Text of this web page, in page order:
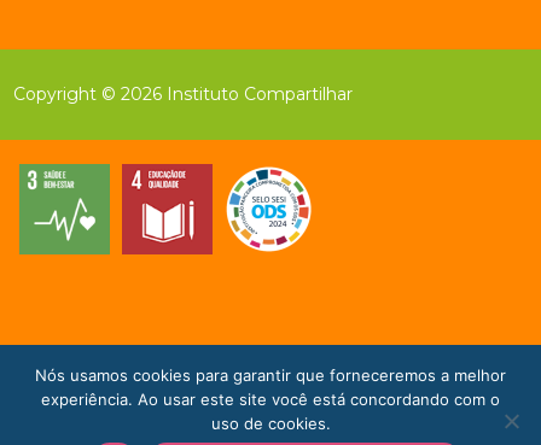
Copyright © 2026 Instituto Compartilhar
Doe Agora!
Nós usamos cookies para garantir que forneceremos a melhor
experiência. Ao usar este site você está concordando com o
uso de cookies.